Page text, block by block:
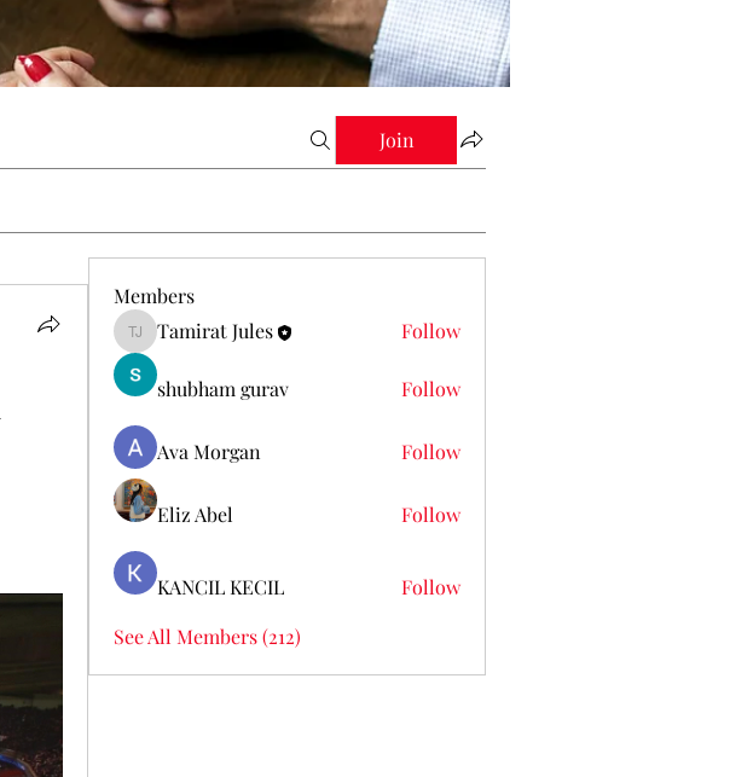
Join
Members
Tamirat Jules
Tamirat Jules Follow
shubham gurav Follow
Ava Morgan Follow
Eliz Abel Follow
KANCIL KECIL
Follow
See All Members (212)